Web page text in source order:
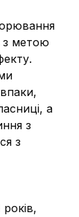
з метою
а
з
з